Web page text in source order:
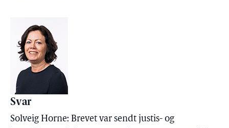
Svar
Solveig Horne: Brevet var sendt justis- og